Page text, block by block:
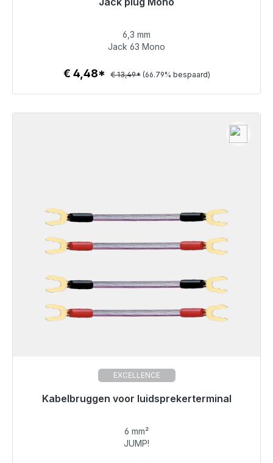
Klaar voor onmiddellijke verzending, levertijd 48 uur*
€ 4,48
Details
6,3 mm
Jack 63 Mono
€ 4,48* € 13,49* (66.79% bespaard)
EXCELLENCE
Kabelbruggen voor luidsprekerterminal
Klaar voor onmiddellijke verzending, levertijd 48 uur*
€ 37,49
6 mm²
JUMP!